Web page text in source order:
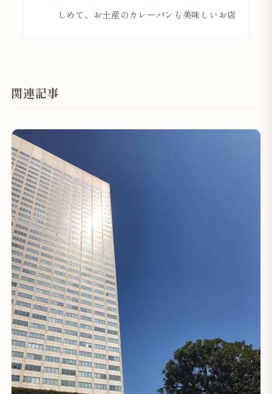
しめて、お土産のカレーパンも美味しいお店
関連記事